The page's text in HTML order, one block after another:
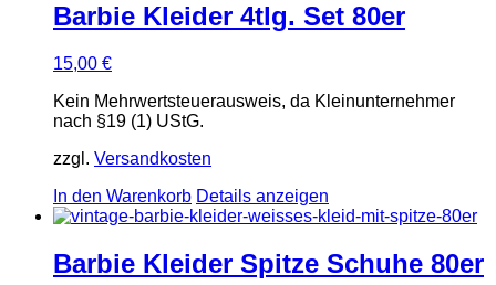
Barbie Kleider 4tlg. Set 80er
15,00 €
Kein Mehrwertsteuerausweis, da Kleinunternehmer
nach §19 (1) UStG.
zzgl. Versandkosten
In den Warenkorb Details anzeigen
Barbie Kleider Spitze Schuhe 80er